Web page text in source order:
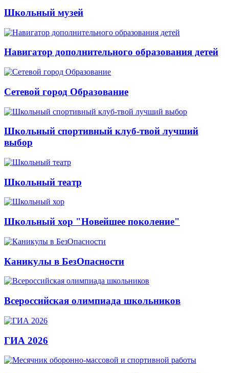
Школьный музей
Навигатор дополнительного образования детей
Сетевой город Образование
Школьный спортивный клуб-твой лучший
выбор
Школьный театр
Школьный хор "Новейшее поколение"
Каникулы в БезОпасности
Всероссийская олимпиада школьников
ГИА 2026